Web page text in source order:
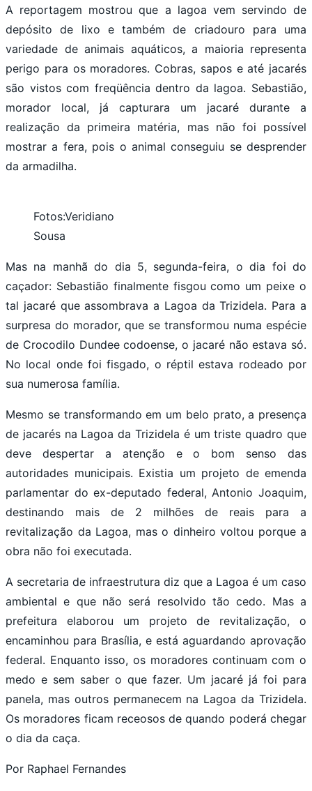
A reportagem mostrou que a lagoa vem servindo de
depósito de lixo e também de criadouro para uma
variedade de animais aquáticos, a maioria representa
perigo para os moradores. Cobras, sapos e até jacarés
são vistos com freqüência dentro da lagoa. Sebastião,
morador local, já capturara um jacaré durante a
realização da primeira matéria, mas não foi possível
mostrar a fera, pois o animal conseguiu se desprender
da armadilha.
Fotos:Veridiano
Sousa
Mas na manhã do dia 5, segunda-feira, o dia foi do
caçador: Sebastião finalmente fisgou como um peixe o
tal jacaré que assombrava a Lagoa da Trizidela. Para a
surpresa do morador, que se transformou numa espécie
de Crocodilo Dundee codoense, o jacaré não estava só.
No local onde foi fisgado, o réptil estava rodeado por
sua numerosa família.
Mesmo se transformando em um belo prato, a presença
de jacarés na Lagoa da Trizidela é um triste quadro que
deve despertar a atenção e o bom senso das
autoridades municipais. Existia um projeto de emenda
parlamentar do ex-deputado federal, Antonio Joaquim,
destinando mais de 2 milhões de reais para a
revitalização da Lagoa, mas o dinheiro voltou porque a
obra não foi executada.
A secretaria de infraestrutura diz que a Lagoa é um caso
ambiental e que não será resolvido tão cedo. Mas a
prefeitura elaborou um projeto de revitalização, o
encaminhou para Brasília, e está aguardando aprovação
federal. Enquanto isso, os moradores continuam com o
medo e sem saber o que fazer. Um jacaré já foi para
panela, mas outros permanecem na Lagoa da Trizidela.
Os moradores ficam receosos de quando poderá chegar
o dia da caça.
Por Raphael Fernandes